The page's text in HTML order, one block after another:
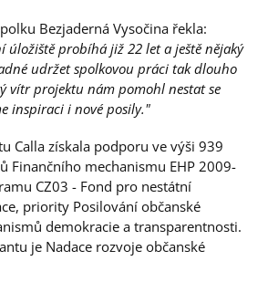
Bezjaderná Vysočina řekla:
úložiště probíhá již 22 let a ještě nějaký
udržet spolkovou práci tak dlouho
vítr projektu nám pomohl nestat se
inspiraci i nové posily."
Calla získala podporu ve výši 939
Finančního mechanismu EHP 2009-
CZ03 - Fond pro nestátní
priority Posilování občanské
demokracie a transparentnosti.
je Nadace rozvoje občanské